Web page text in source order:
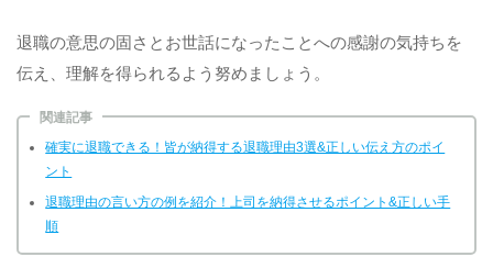
退職の意思の固さとお世話になったことへの感謝の気持ちを
伝え、理解を得られるよう努めましょう。
関連記事
確実に退職できる！皆が納得する退職理由3選&正しい伝え方のポイ
ント
退職理由の言い方の例を紹介！上司を納得させるポイント&正しい手
順